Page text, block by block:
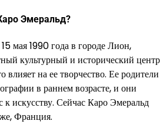
Эмеральд?
мая 1990 года в городе Лион,
культурный и исторический центр
на ее творчество. Ее родители
в раннем возрасте, и они
к искусству. Сейчас Каро Эмеральд
Франция.